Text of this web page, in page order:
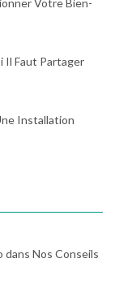
Votre Bien-
Il Faut Partager
Installation
dans Nos Conseils